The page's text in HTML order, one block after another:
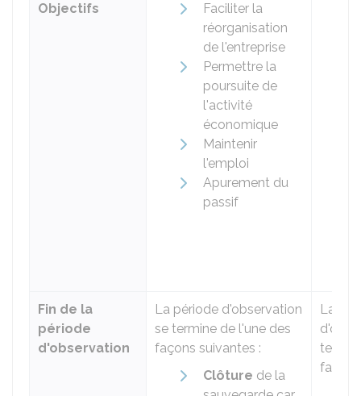
Objectifs
Faciliter la
réorganisation
de l'entreprise
Permettre la
poursuite de
l'activité
économique
Maintenir
l'emploi
Apurement du
passif
Fin de la
période
d'observation
La période d'observation
se termine de l'une des
façons suivantes :
Clôture de la
La